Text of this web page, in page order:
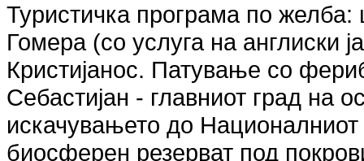
Туристичка програма по желба:
Гомера (со услуга на англиски
Кристијанос. Патување со
Себастијан - главниот град на
искачувањето до Националниот
биосферен резерват под